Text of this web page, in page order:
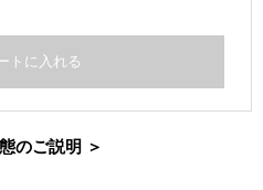
のご説明 ＞